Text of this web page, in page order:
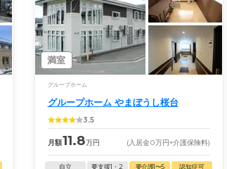
満室
グループホーム
グループホーム やまぼうし桜台
3.5
月額11.8万円 (入居金0万円+介護保険料)
自立 要支援1・2 要介護1〜5 認知症可